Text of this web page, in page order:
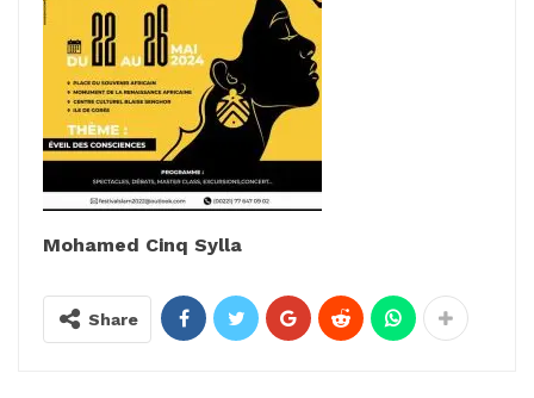
Mohamed Cinq Sylla
Share